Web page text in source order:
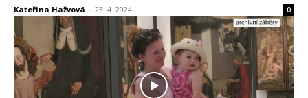
Kateřina Hažvová - 23. 4. 2024 0